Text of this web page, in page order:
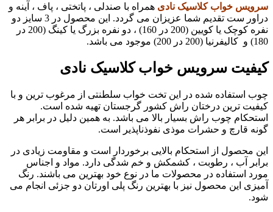
سرویس خواب کلاسیک نادی همراه با صندلی ، پاتختی ، پاف ، آینه و
دراور ست تقدیم شما عزیزان می گردد. این محصول در 3 سایز دو
نفره کوچک یا کویین (200 در 160) ، دو نفره بزرگ یا کینگ (200 در
180) و کالیفرنیا (200 در 200) موجود می باشد.
کیفیت سرویس خواب کلاسیک نادی
چوب استفاده شده در این تخت خواب سلطنتی از مرغوب ترین و با
کیفیت ترین درختان راش کشور گرجستان تهیه شده است.
استحکام چوب راش بسیار بالا می باشد. به همین دلیل در برابر هر
گونه قارچ و حشرات موذی نفوذناپذیر است.
این محصول از استحکام بالایی برخوردار است و مقاومت زیادی در
برابر آب ، رطوبت ، کشمکش و خم شدگی دارد. مواد و اجناس
مورد استفاده در محصولات ما در نوع خود بهترین می باشند. رنگ
آمیزی این محصول نیز با بهترین رنگ پلی اورتان دو جزئی انجام می
شود.